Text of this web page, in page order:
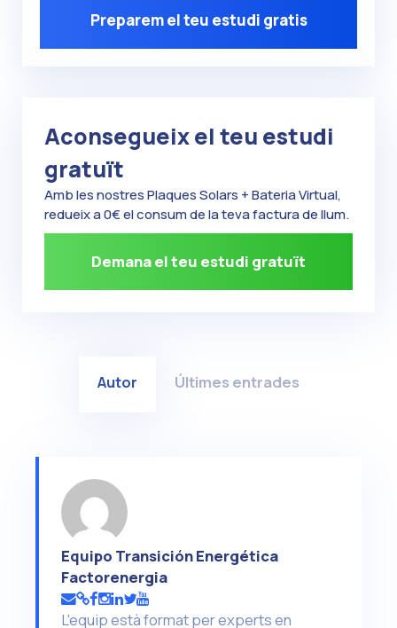
Preparem el teu estudi gratis
Aconsegueix el teu estudi
gratuït
Amb les nostres Plaques Solars + Bateria Virtual,
redueix a 0€ el consum de la teva factura de llum.
Demana el teu estudi gratuït
Autor Últimes entrades
Equipo Transición Energética
Factorenergia
L'equip està format per experts en